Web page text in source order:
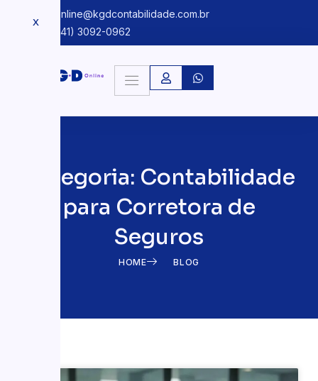
kgdonline@kgdcontabilidade.com.br
+55 (41) 3092-0962
X
Categoria: Contabilidade
para Corretora de
Seguros
HOME BLOG